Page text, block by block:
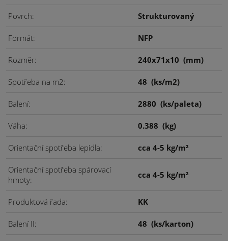
Povrch Strukturovaný
Formát NFP
Rozměr 240x71x10 (mm)
Spotřeba na m2 48 (ks/m2)
Balení 2880 (ks/paleta)
Váha 0.388 (kg)
Orientační spotřeba lepidla cca 4-5 kg/m²
Orientační spotřeba spárovací
hmoty
cca 4-5 kg/m²
Produktová řada KK
Balení II 48 (ks/karton)